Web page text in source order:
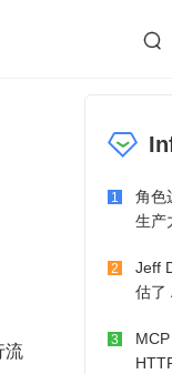

微服务架
流
1
角色
生产
2
Jeff
估了
3